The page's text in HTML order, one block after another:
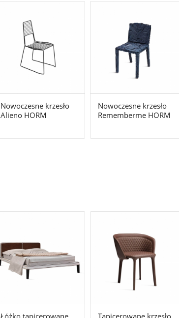
Nowoczesne krzesło
Alieno HORM
Nowoczesne krzesło
Rememberme HORM
Łóżko tapicerowane
Tapicerowane krzesło